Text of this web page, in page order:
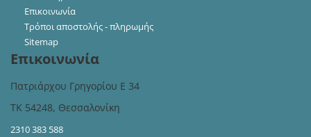
Επικοινωνία
Τρόποι αποστολής - πληρωμής
Sitemap
Επικοινωνία
Πατριάρχου Γρηγορίου Ε 34
ΤΚ 54248, Θεσσαλονίκη
2310 383 588